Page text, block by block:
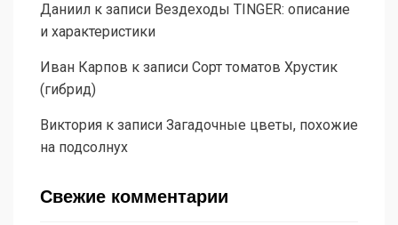
Даниил к записи Вездеходы TINGER: описание
и характеристики
Иван Карпов к записи Сорт томатов Хрустик
(гибрид)
Виктория к записи Загадочные цветы, похожие
на подсолнух
Свежие комментарии